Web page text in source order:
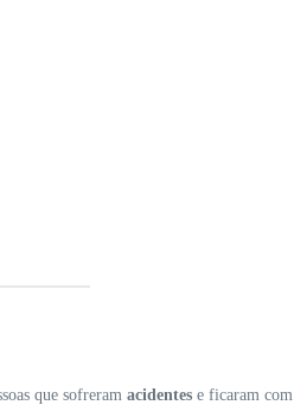
que sofreram acidentes e ficaram com